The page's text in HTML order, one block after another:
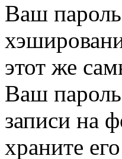
Ваш
этот же
Ваш пароль
записи на
храните